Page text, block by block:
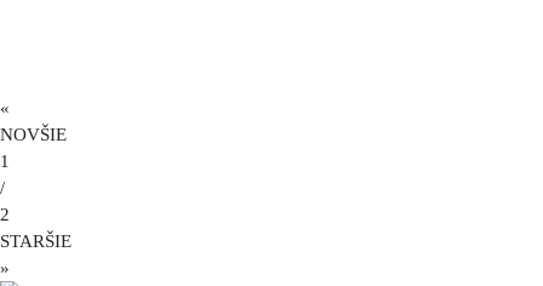
«
NOVŠIE
1
/
2
STARŠIE
»